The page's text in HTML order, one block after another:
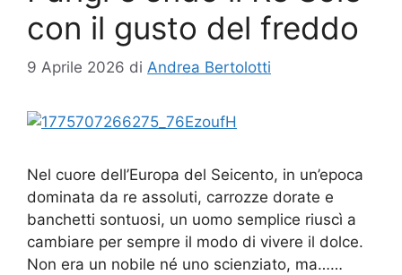
con il gusto del freddo
9 Aprile 2026 di Andrea Bertolotti
Nel cuore dell’Europa del Seicento, in un’epoca
dominata da re assoluti, carrozze dorate e
banchetti sontuosi, un uomo semplice riuscì a
cambiare per sempre il modo di vivere il dolce.
Non era un nobile né uno scienziato, ma……